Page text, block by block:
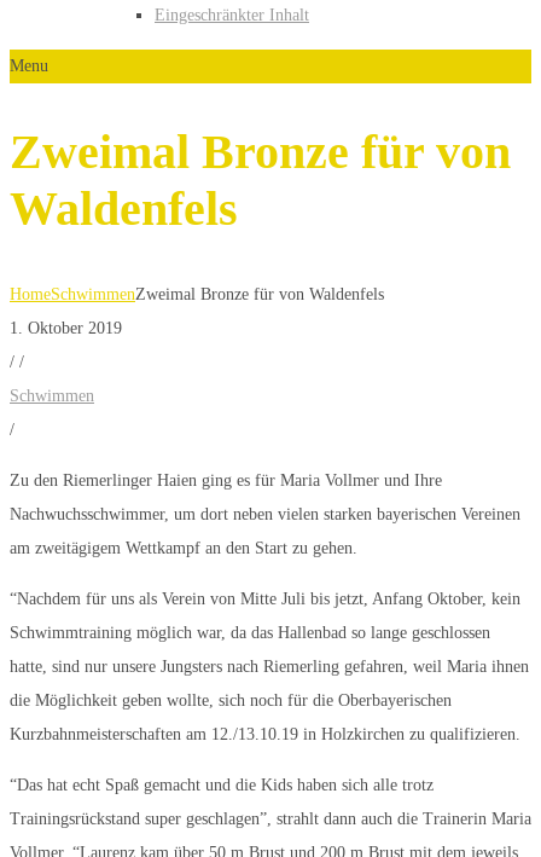
Eingeschränkter Inhalt
Menu
Zweimal Bronze für von
Waldenfels
HomeSchwimmenZweimal Bronze für von Waldenfels
1. Oktober 2019
/ /
Schwimmen
/
Zu den Riemerlinger Haien ging es für Maria Vollmer und Ihre
Nachwuchsschwimmer, um dort neben vielen starken bayerischen Vereinen
am zweitägigem Wettkampf an den Start zu gehen.
“Nachdem für uns als Verein von Mitte Juli bis jetzt, Anfang Oktober, kein
Schwimmtraining möglich war, da das Hallenbad so lange geschlossen
hatte, sind nur unsere Jungsters nach Riemerling gefahren, weil Maria ihnen
die Möglichkeit geben wollte, sich noch für die Oberbayerischen
Kurzbahnmeisterschaften am 12./13.10.19 in Holzkirchen zu qualifizieren.
“Das hat echt Spaß gemacht und die Kids haben sich alle trotz
Trainingsrückstand super geschlagen”, strahlt dann auch die Trainerin Maria
Vollmer. “Laurenz kam über 50 m Brust und 200 m Brust mit dem jeweils